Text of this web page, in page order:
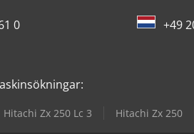
0
+49
Hitachi Zx 250 Lc 3 Hitachi Zx 250